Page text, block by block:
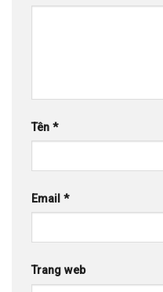
Tên *
Email *
Trang web